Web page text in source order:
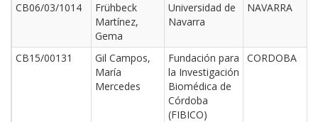
CB06/03/1014
Frühbeck
Martínez,
Gema
Universidad de
Navarra
NAVARRA
CB15/00131
Gil Campos,
María
Mercedes
Fundación para
la Investigación
Biomédica de
Córdoba
(FIBICO)
CORDOBA